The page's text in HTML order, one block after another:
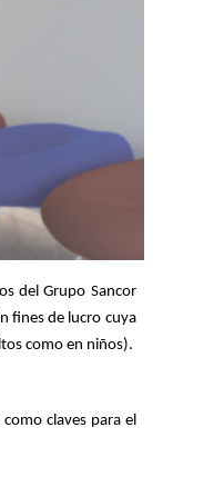
del Grupo Sancor
fines de lucro cuya
como en niños).
como claves para el